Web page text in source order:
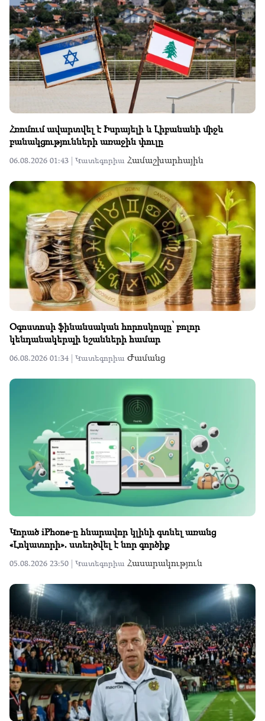
Հռոմում ավարտվել է Իսրայելի և Լիբանանի միջև
բանակցությունների առաջին փուլը
06.08.2026 01:43 | Կատեգորիա Համաշխարհային
Օգոստոսի ֆինանսական հորոսկոպը՝ բոլոր
կենդանակերպի նշանների համար
06.08.2026 01:34 | Կատեգորիա Ժամանց
Կորած iPhone-ը հնարավոր կլինի գտնել առանց
«Լոկատորի»․ ստեղծվել է նոր գործիք
05.08.2026 23:50 | Կատեգորիա Հասարակություն